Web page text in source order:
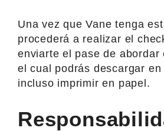
Una vez que Vane tenga
procederá a realizar el
enviarte el pase de abordar
el cual podrás descargar
incluso imprimir en papel.